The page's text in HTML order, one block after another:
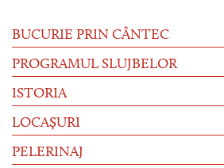
BUCURIE PRIN CÂNTEC
PROGRAMUL SLUJBELOR
ISTORIA
LOCAȘURI
PELERINAJ